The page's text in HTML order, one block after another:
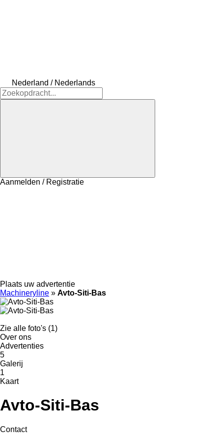
Nederland / Nederlands
Aanmelden / Registratie
Plaats uw advertentie
Machineryline » Avto-Siti-Bas
Zie alle foto's (1)
Over ons
Advertenties
5
Galerij
1
Kaart
Avto-Siti-Bas
Contact